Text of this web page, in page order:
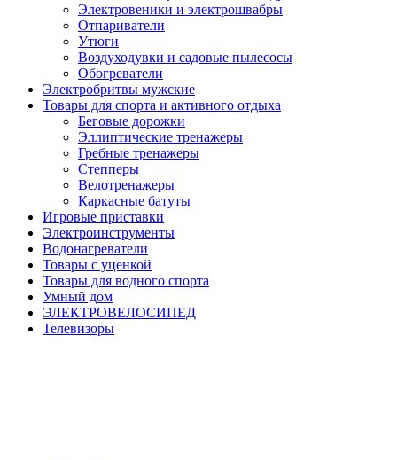
Электровеники и электрошвабры
Отпариватели
Утюги
Воздуходувки и садовые пылесосы
Обогреватели
Электробритвы мужские
Товары для спорта и активного отдыха
Беговые дорожки
Эллиптические тренажеры
Гребные тренажеры
Степперы
Велотренажеры
Каркасные батуты
Игровые приставки
Электроинструменты
Водонагреватели
Товары с уценкой
Товары для водного спорта
Умный дом
ЭЛЕКТРОВЕЛОСИПЕД
Телевизоры